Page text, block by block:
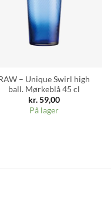
– Unique Swirl high
ball. Mørkeblå 45 cl
kr.59,00
På lager